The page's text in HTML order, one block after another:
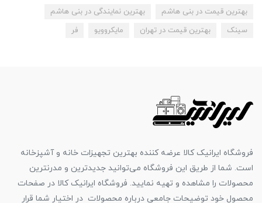
بهترین قیمت در بنی هاشم
بهترین نمایندگی در بنی هاشم
سینک
بهترین قیمت در تهران مایکروویو فر
فروشگاه ایرانیک کالا عرضه کننده بهترین تجهیزات خانه و آشپزخانه
است. شما از طریق این فروشگاه می‌توانید جدیدترین و مدرنترین
محصولات را مشاهده و تهیه نمایید. فروشگاه ایرانیک کالا در صفحات
محصول خود توضیحات جامعی درباره محصولات در اختیار شما قرار